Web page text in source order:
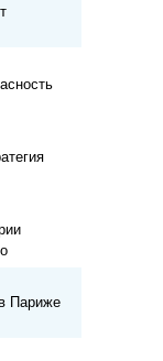
Париже